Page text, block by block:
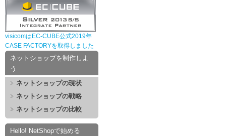
visicomはEC-CUBE公式2019年
CASE FACTORYを取得しました
ネットショップを制作しよ
う
ネットショップの現状
ネットショップの戦略
ネットショップの比較
Hello! NetShopで始める